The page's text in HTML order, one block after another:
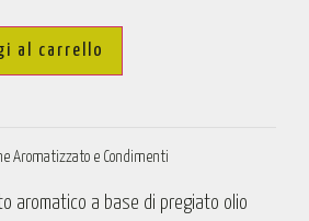
al carrello
Aromatizzato e Condimenti
aromatico a base di pregiato olio